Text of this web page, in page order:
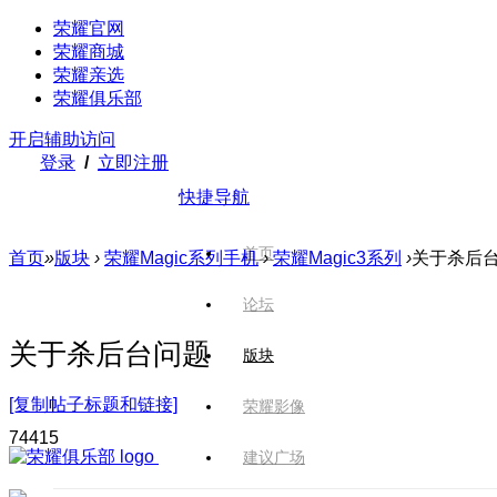
荣耀官网
荣耀商城
荣耀亲选
荣耀俱乐部
开启辅助访问
登录 / 立即注册
快捷导航
首页
论坛
版块
荣耀影像
建议广场
首页»版块 › 荣耀Magic系列手机 › 荣耀Magic3系列 ›关于杀后
关于杀后台问题
[复制帖子标题和链接]
74415